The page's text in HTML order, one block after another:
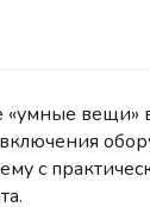
вещи»
с